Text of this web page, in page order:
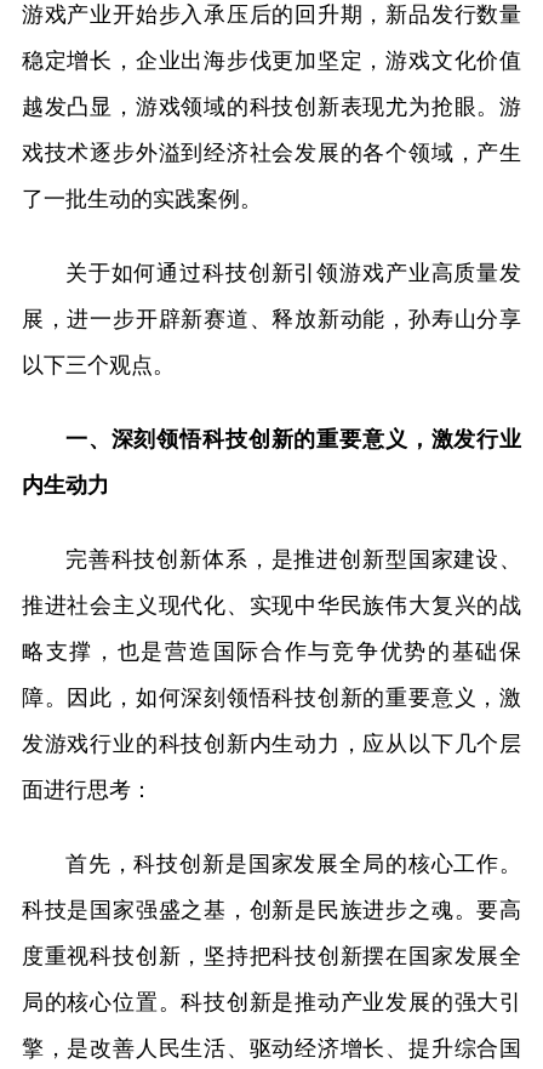
游戏产业开始步入承压后的回升期，新品发行数量
稳定增长，企业出海步伐更加坚定，游戏文化价值
越发凸显，游戏领域的科技创新表现尤为抢眼。游
戏技术逐步外溢到经济社会发展的各个领域，产生
了一批生动的实践案例。
关于如何通过科技创新引领游戏产业高质量发
展，进一步开辟新赛道、释放新动能，孙寿山分享
以下三个观点。
一、深刻领悟科技创新的重要意义，激发行业
内生动力
完善科技创新体系，是推进创新型国家建设、
推进社会主义现代化、实现中华民族伟大复兴的战
略支撑，也是营造国际合作与竞争优势的基础保
障。因此，如何深刻领悟科技创新的重要意义，激
发游戏行业的科技创新内生动力，应从以下几个层
面进行思考：
首先，科技创新是国家发展全局的核心工作。
科技是国家强盛之基，创新是民族进步之魂。要高
度重视科技创新，坚持把科技创新摆在国家发展全
局的核心位置。科技创新是推动产业发展的强大引
擎，是改善人民生活、驱动经济增长、提升综合国